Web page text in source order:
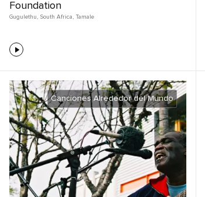
Foundation
Gugulethu , South Africa , Tamale
Canciones Alrededor del Mundo